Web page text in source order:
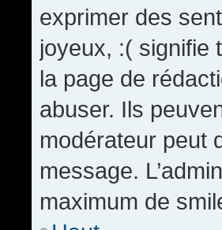
exprimer des
joyeux, :( signifie
la page de
abuser. Ils
modérateur peut
message.
maximum de